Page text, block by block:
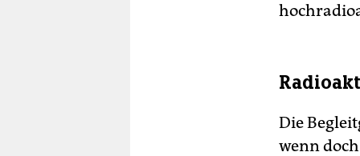
Die
wenn